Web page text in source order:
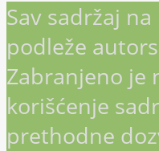
Sav sadržaj
podleže
Zabranjeno je
korišćenje
prethodne